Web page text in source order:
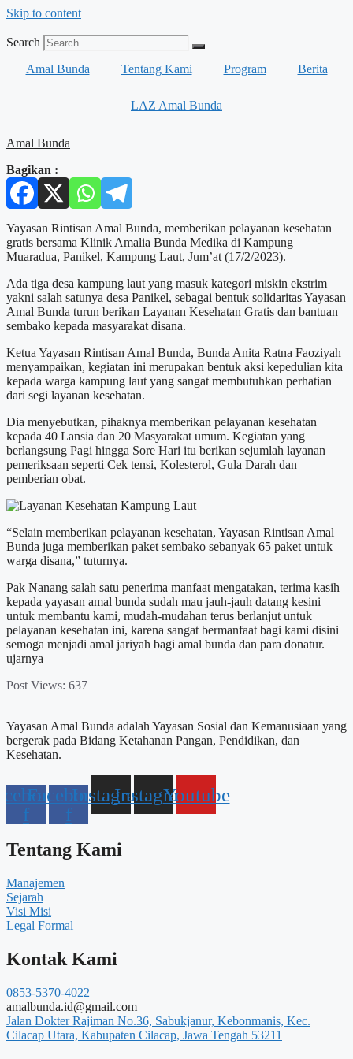
Skip to content
Search
Amal Bunda
Tentang Kami Program Berita
LAZ Amal Bunda
Amal Bunda
Bagikan :
Yayasan Rintisan Amal Bunda, memberikan pelayanan kesehatan
gratis bersama Klinik Amalia Bunda Medika di Kampung
Muaradua, Panikel, Kampung Laut, Jum’at (17/2/2023).
Ada tiga desa kampung laut yang masuk kategori miskin ekstrim
yakni salah satunya desa Panikel, sebagai bentuk solidaritas Yayasan
Amal Bunda turun berikan Layanan Kesehatan Gratis dan bantuan
sembako kepada masyarakat disana.
Ketua Yayasan Rintisan Amal Bunda, Bunda Anita Ratna Faoziyah
menyampaikan, kegiatan ini merupakan bentuk aksi kepedulian kita
kepada warga kampung laut yang sangat membutuhkan perhatian
dari segi layanan kesehatan.
Dia menyebutkan, pihaknya memberikan pelayanan kesehatan
kepada 40 Lansia dan 20 Masyarakat umum. Kegiatan yang
berlangsung Pagi hingga Sore Hari itu berikan sejumlah layanan
pemeriksaan seperti Cek tensi, Kolesterol, Gula Darah dan
pemberian obat.
“Selain memberikan pelayanan kesehatan, Yayasan Rintisan Amal
Bunda juga memberikan paket sembako sebanyak 65 paket untuk
warga disana,” tuturnya.
Pak Nanang salah satu penerima manfaat mengatakan, terima kasih
kepada yayasan amal bunda sudah mau jauh-jauh datang kesini
untuk membantu kami, mudah-mudahan terus berlanjut untuk
pelayanan kesehatan ini, karena sangat bermanfaat bagi kami disini
semoga menjadi amal jariyah bagi amal bunda dan para donatur.
ujarnya
Post Views: 637
Yayasan Amal Bunda adalah Yayasan Sosial dan Kemanusiaan yang
bergerak pada Bidang Ketahanan Pangan, Pendidikan, dan
Kesehatan.
f
Facebook-
f
InstagramInstagramYoutube
Tentang Kami
Manajemen
Sejarah
Visi Misi
Legal Formal
Kontak Kami
0853-5370-4022
amalbunda.id@gmail.com
Jalan Dokter Rajiman No.36, Sabukjanur, Kebonmanis, Kec.
Cilacap Utara, Kabupaten Cilacap, Jawa Tengah 53211